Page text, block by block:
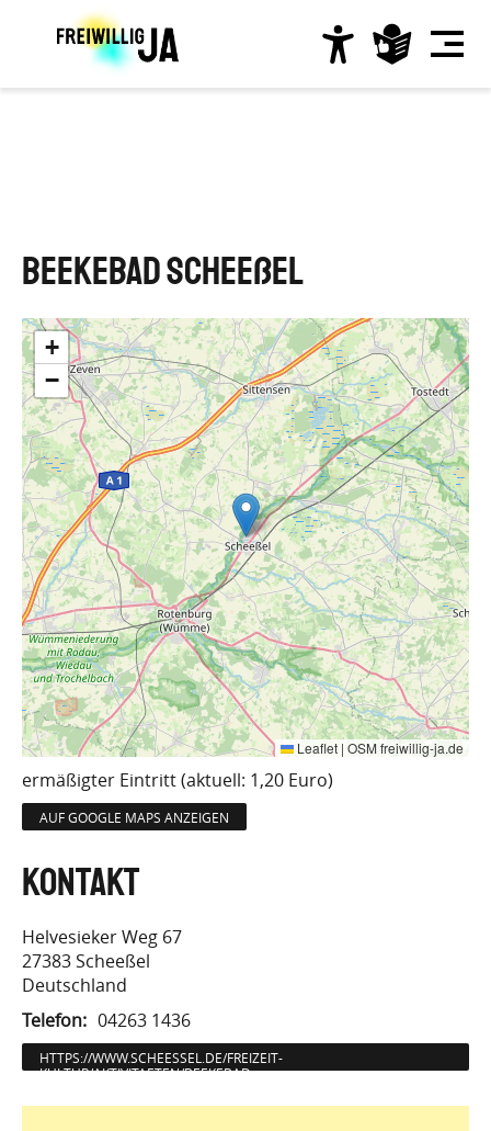
BeekeBad Scheeßel
+
−
Leaflet | OSM freiwillig-ja.de
ermäßigter Eintritt (aktuell: 1,20 Euro)
AUF GOOGLE MAPS ANZEIGEN
Helvesieker Weg 67
27383Scheeßel
Deutschland
Telefon
04263 1436
HTTPS://WWW.SCHEESSEL.DE/FREIZEIT-
KULTUR/AKTIVITAETEN/BEEKEBAD